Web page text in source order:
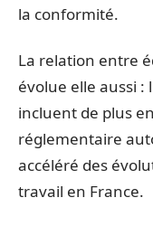
la conformité.
La relation entre
évolue elle aussi
incluent de plus
réglementaire
accéléré des
travail en France.